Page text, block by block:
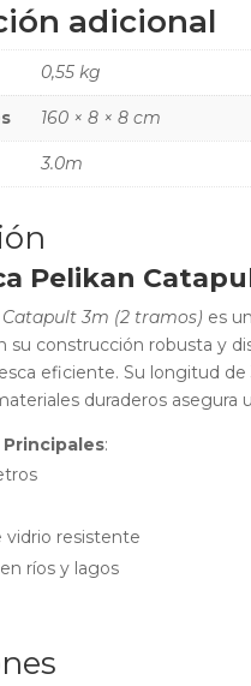
adicional
0,55 kg
160 × 8 × 8 cm
3.0m
Pelikan
Catapult 3m (2 tramos) es
su construcción robusta y
eficiente. Su longitud
duraderos asegura
:
vidrio resistente
ríos y lagos